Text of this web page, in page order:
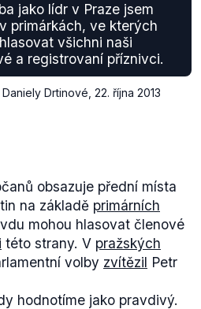
jako lídr v Praze jsem
primárkách, ve kterých
všichni naši
a registrovaní příznivci.
Drtinové 22. října 2013
obsazuje přední místa
na základě primárních
mohou hlasovat členové
této strany. V pražských
volby zvítězil Petr
hodnotíme jako pravdivý.